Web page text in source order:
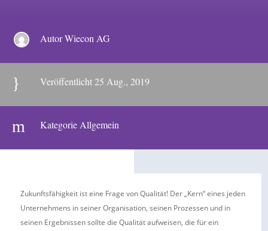
Autor Wiecon AG
} Veröffentlicht 25 Aug., 2019
m Kategorie Allgemein
Zukunftsfähigkeit ist eine Frage von Qualität! Der „Kern“ eines jeden
Unternehmens in seiner Organisation, seinen Prozessen und in
seinen Ergebnissen sollte die Qualität aufweisen, die für ein